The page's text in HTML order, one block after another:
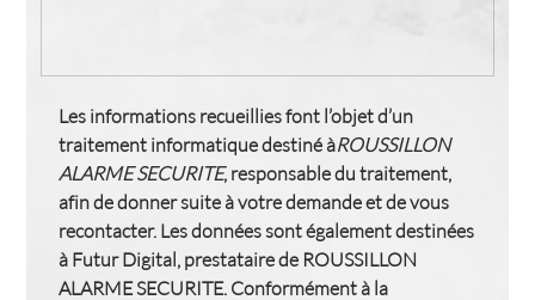
Les informations recueillies font l’objet d’un
traitement informatique destiné àROUSSILLON
ALARME SECURITE, responsable du traitement,
afin de donner suite à votre demande et de vous
recontacter. Les données sont également destinées
à Futur Digital, prestataire de ROUSSILLON
ALARME SECURITE. Conformément à la